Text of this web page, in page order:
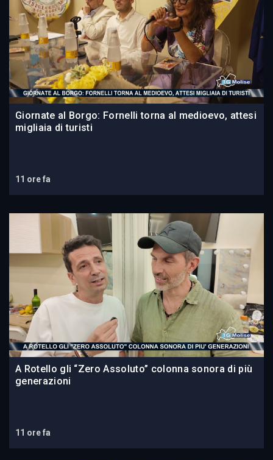
Giornate al Borgo: Fornelli torna al medioevo, attesi
migliaia di turisti
11 ore fa
A Rotello gli “Zero Assoluto” colonna sonora di più
generazioni
11 ore fa